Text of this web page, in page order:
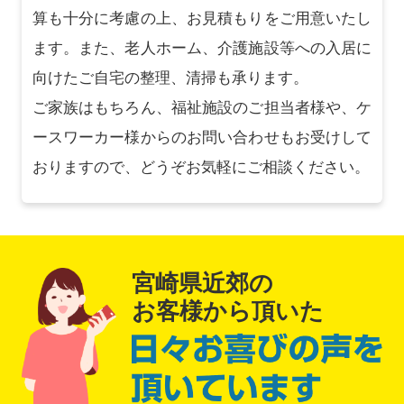
算も十分に考慮の上、お見積もりをご用意いたし
ます。また、老人ホーム、介護施設等への入居に
向けたご自宅の整理、清掃も承ります。
ご家族はもちろん、福祉施設のご担当者様や、ケ
ースワーカー様からのお問い合わせもお受けして
おりますので、どうぞお気軽にご相談ください。
宮崎県近郊の
お客様から頂いた